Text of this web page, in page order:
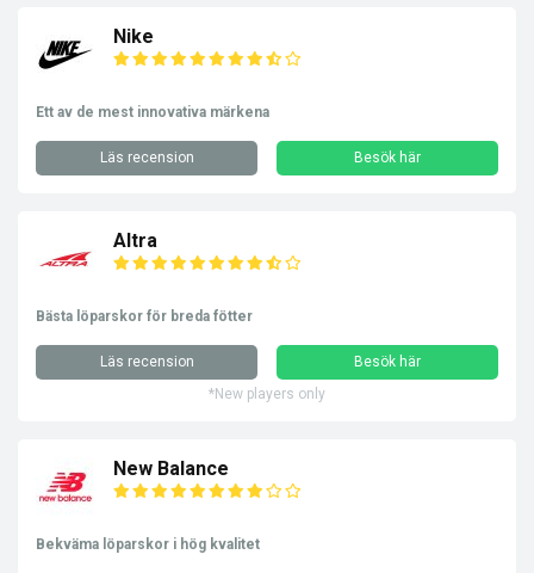
Nike
Ett av de mest innovativa märkena
Läs recension Besök här
Altra
Bästa löparskor för breda fötter
Läs recension
Besök här
*New players only
New Balance
Bekväma löparskor i hög kvalitet